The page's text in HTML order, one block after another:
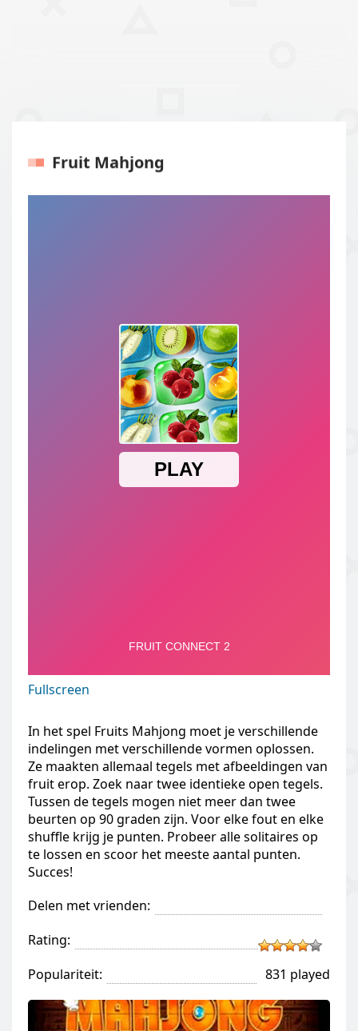
Fruit Mahjong
Fullscreen
In het spel Fruits Mahjong moet je verschillende
indelingen met verschillende vormen oplossen.
Ze maakten allemaal tegels met afbeeldingen van
fruit erop. Zoek naar twee identieke open tegels.
Tussen de tegels mogen niet meer dan twee
beurten op 90 graden zijn. Voor elke fout en elke
shuffle krijg je punten. Probeer alle solitaires op
te lossen en scoor het meeste aantal punten.
Succes!
Delen met vrienden:
Rating:
Populariteit:
831 played